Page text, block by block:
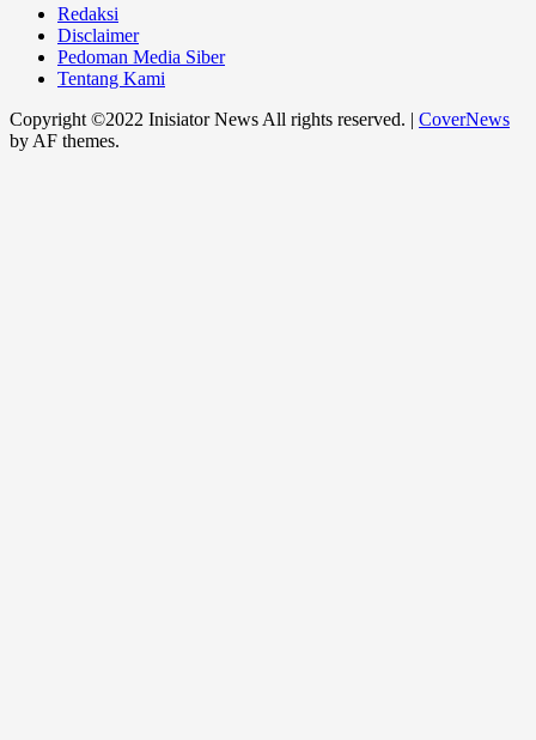
Redaksi
Disclaimer
Pedoman Media Siber
Tentang Kami
Copyright ©2022 Inisiator News All rights reserved. | CoverNews
by AF themes.